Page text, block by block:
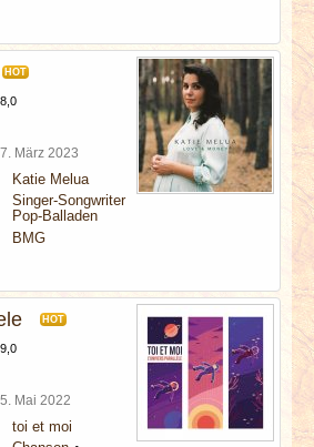
HOT
8,0
März 2023
Katie Melua
Singer-Songwriter
Pop-Balladen
BMG
HOT
9,0
Mai 2022
toi et moi